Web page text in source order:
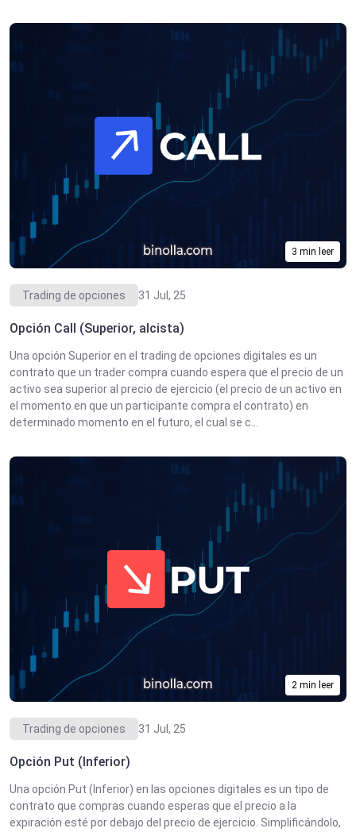
3 min leer
Trading de opciones 31 Jul, 25
Opción Call (Superior, alcista)
Una opción Superior en el trading de opciones digitales es un
contrato que un trader compra cuando espera que el precio de un
activo sea superior al precio de ejercicio (el precio de un activo en
el momento en que un participante compra el contrato) en
determinado momento en el futuro, el cual se c...
2 min leer
Trading de opciones 31 Jul, 25
Opción Put (Inferior)
Una opción Put (Inferior) en las opciones digitales es un tipo de
contrato que compras cuando esperas que el precio a la
expiración esté por debajo del precio de ejercicio. Simplificándolo,